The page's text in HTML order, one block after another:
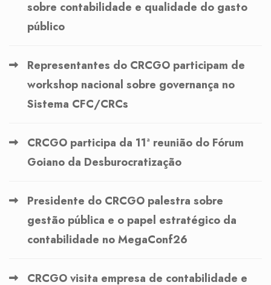
sobre contabilidade e qualidade do gasto
público
Representantes do CRCGO participam de
workshop nacional sobre governança no
Sistema CFC/CRCs
CRCGO participa da 11ª reunião do Fórum
Goiano da Desburocratização
Presidente do CRCGO palestra sobre
gestão pública e o papel estratégico da
contabilidade no MegaConf26
CRCGO visita empresa de contabilidade e